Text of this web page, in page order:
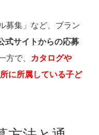
募集」など、ブラン
式サイトからの応募
方で、
カタログや
に所属している子ど